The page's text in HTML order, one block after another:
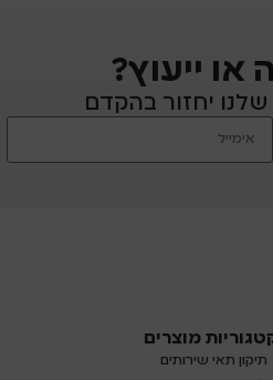
או ייעוץ?
שלנו יחזור בהקדם
מוצרים
תיקון תאי שירותים